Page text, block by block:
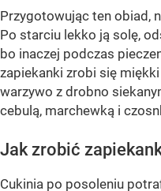
Przygotowując ten obiad,
Po starciu lekko ją solę,
bo inaczej podczas
zapiekanki zrobi się
warzywo z drobno
cebulą, marchewką i
Jak zrobić
Cukinia po posoleniu